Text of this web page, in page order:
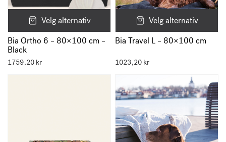
Velg alternativ
Bia Ortho 6 – 80×100 cm –
Black
1759,20 kr
Velg alternativ
Bia Travel L – 80×100 cm
1023,20 kr